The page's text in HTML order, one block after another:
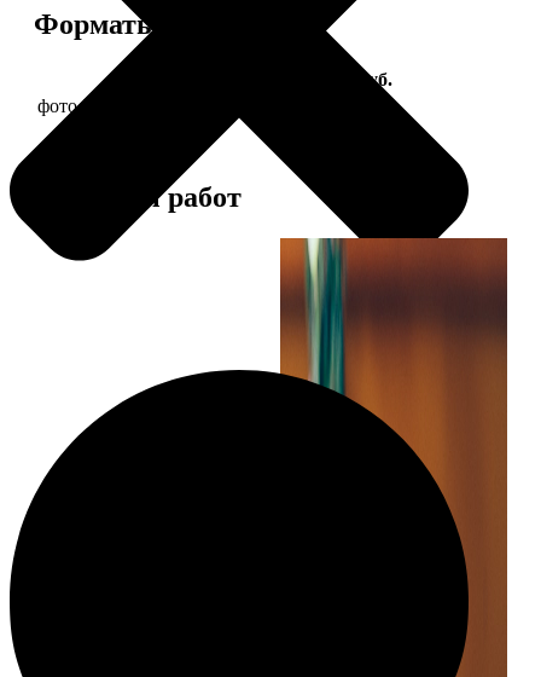
Форматы и цены
Цена, руб.
фото 30х30 в деревянной рамке
Примеры работ